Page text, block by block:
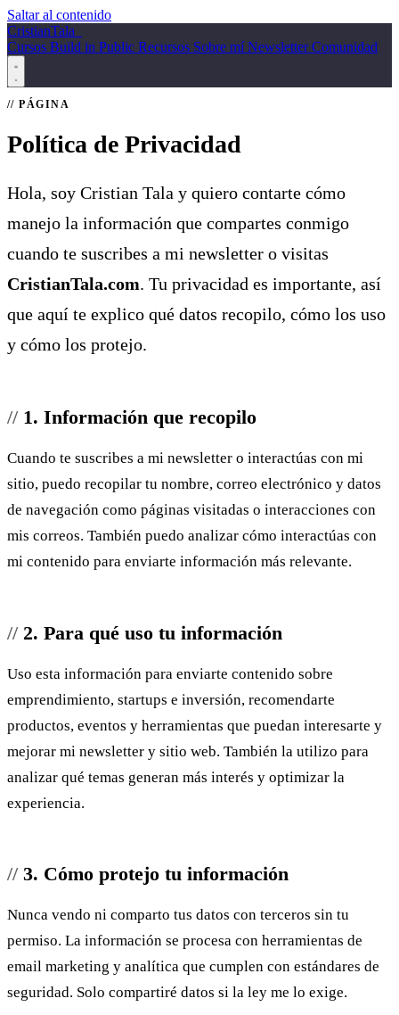
Saltar al contenido
CristianTala
Cursos Build in Public Recursos Sobre míNewsletterComunidad
PÁGINA
Política de Privacidad
Hola, soy Cristian Tala y quiero contarte cómo
manejo la información que compartes conmigo
cuando te suscribes a mi newsletter o visitas
CristianTala.com. Tu privacidad es importante, así
que aquí te explico qué datos recopilo, cómo los uso
y cómo los protejo.
1. Información que recopilo
Cuando te suscribes a mi newsletter o interactúas con mi
sitio, puedo recopilar tu nombre, correo electrónico y datos
de navegación como páginas visitadas o interacciones con
mis correos. También puedo analizar cómo interactúas con
mi contenido para enviarte información más relevante.
2. Para qué uso tu información
Uso esta información para enviarte contenido sobre
emprendimiento, startups e inversión, recomendarte
productos, eventos y herramientas que puedan interesarte y
mejorar mi newsletter y sitio web. También la utilizo para
analizar qué temas generan más interés y optimizar la
experiencia.
3. Cómo protejo tu información
Nunca vendo ni comparto tus datos con terceros sin tu
permiso. La información se procesa con herramientas de
email marketing y analítica que cumplen con estándares de
seguridad. Solo compartiré datos si la ley me lo exige.